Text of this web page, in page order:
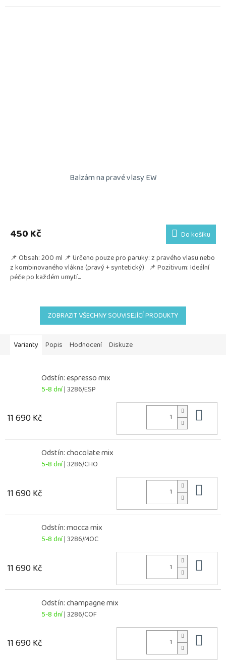
Balzám na pravé vlasy EW
450 Kč Do košíku
📌 Obsah: 200 ml 📌 Určeno pouze pro paruky: z pravého vlasu nebo
z kombinovaného vlákna (pravý + syntetický) 📌 Pozitivum: Ideální
péče po každém umytí...
ZOBRAZIT VŠECHNY SOUVISEJÍCÍ PRODUKTY
Varianty Popis Hodnocení Diskuze
Odstín: espresso mix
5-8 dní| 3286/ESP
11 690 Kč
Odstín: chocolate mix
5-8 dní| 3286/CHO
11 690 Kč
Odstín: mocca mix
5-8 dní| 3286/MOC
11 690 Kč
Odstín: champagne mix
5-8 dní| 3286/COF
11 690 Kč